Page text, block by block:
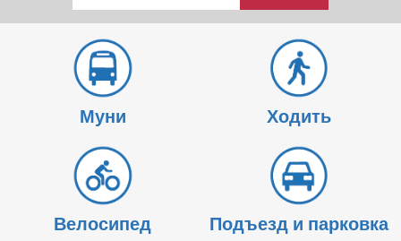
хочу
путешествовать
Муни Ходить
Велосипед Подъезд и парковка